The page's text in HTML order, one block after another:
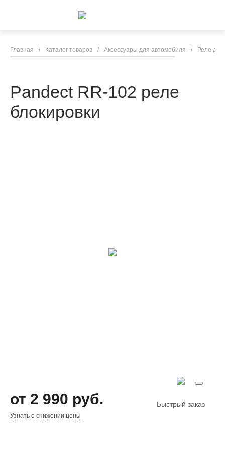
Главная / Каталог товаров / Аксессуары для автомобиля / Реле для
Pandect RR-102 реле
блокировки
от 2 990 руб. Быстрый заказ
Узнать о снижении цены